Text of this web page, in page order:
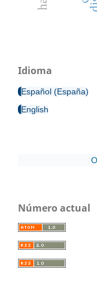
Idioma
Español (España)
English
Número actual